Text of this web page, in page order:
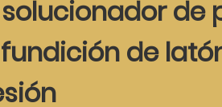
solucionador de
de